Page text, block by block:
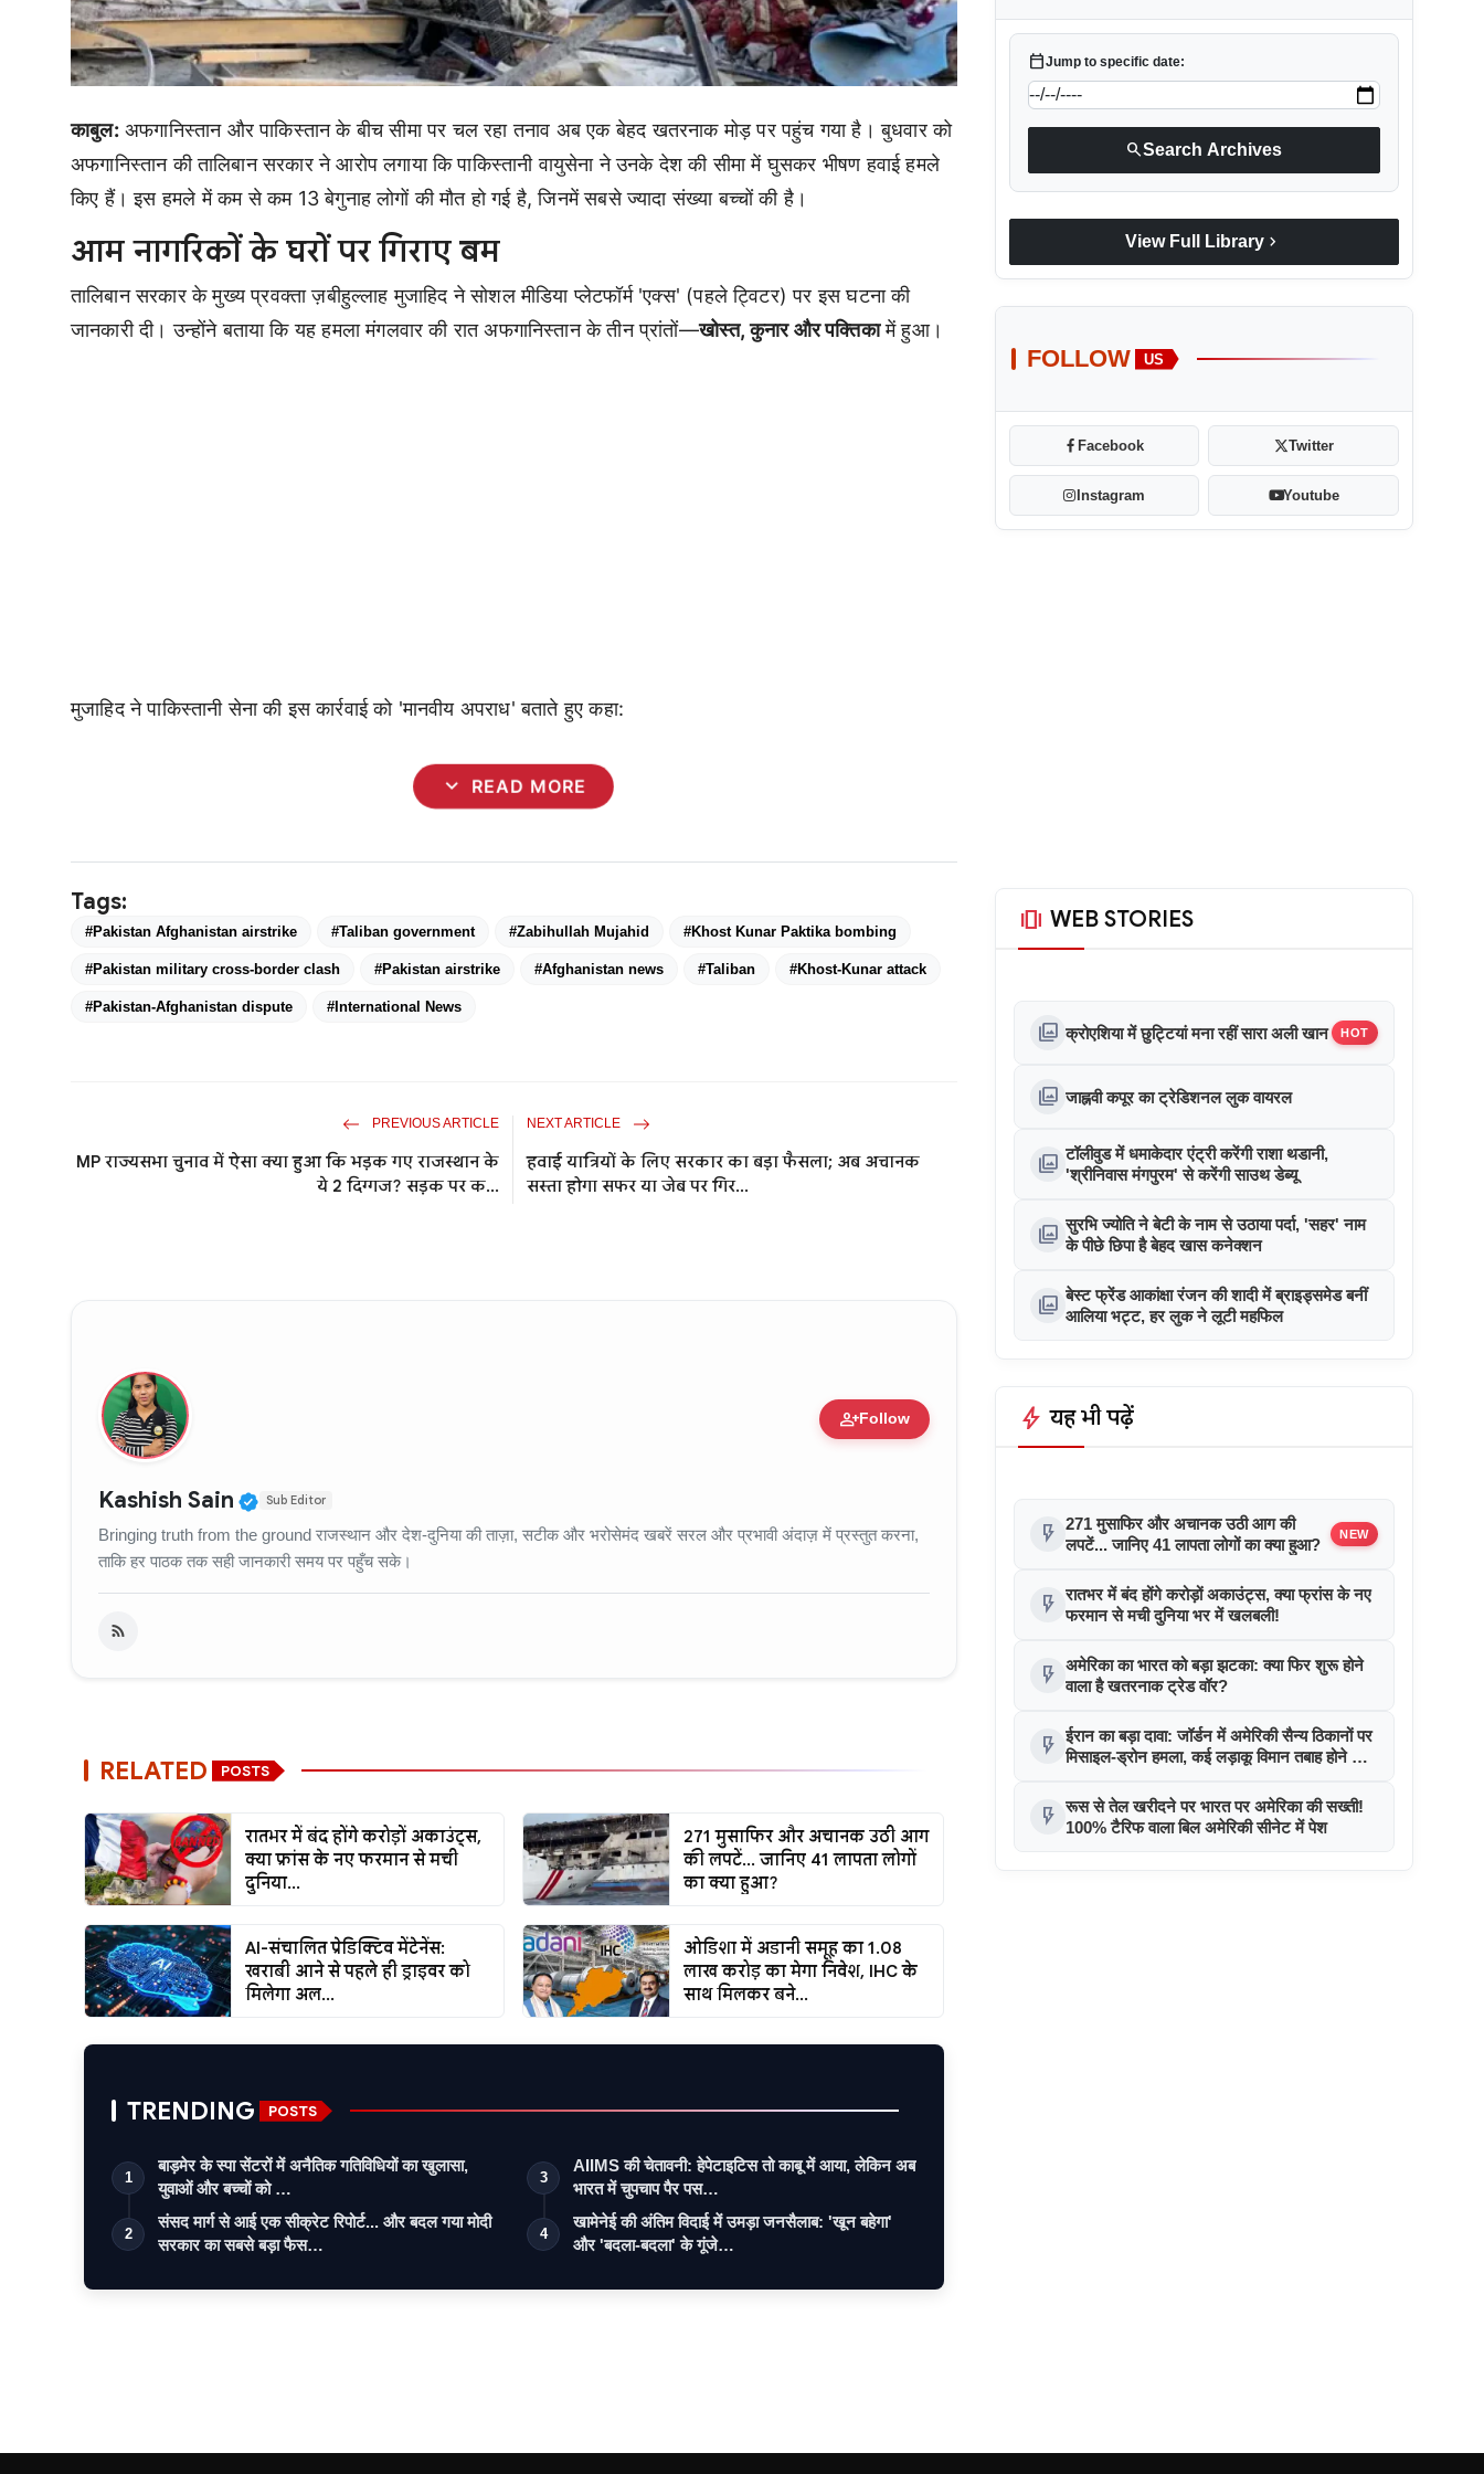
काबुल:अफगानिस्तान और पाकिस्तान के बीच सीमा पर चल रहा तनाव अब एक बेहद खतरनाक मोड़ पर पहुंच गया है। बुधवार को
अफगानिस्तान की तालिबान सरकार ने आरोप लगाया कि पाकिस्तानी वायुसेना ने उनके देश की सीमा में घुसकर भीषण हवाई हमले
किए हैं। इस हमले में कम से कम 13 बेगुनाह लोगों की मौत हो गई है, जिनमें सबसे ज्यादा संख्या बच्चों की है।
आम नागरिकों के घरों पर गिराए बम
तालिबान सरकार के मुख्य प्रवक्ता ज़बीहुल्लाह मुजाहिद ने सोशल मीडिया प्लेटफॉर्म 'एक्स' (पहले ट्विटर) पर इस घटना की
जानकारी दी। उन्होंने बताया कि यह हमला मंगलवार की रात अफगानिस्तान के तीन प्रांतों—खोस्त, कुनार और पक्तिकामें हुआ।
मुजाहिद ने पाकिस्तानी सेना की इस कार्रवाई को 'मानवीय अपराध' बताते हुए कहा:
expand_more READ MORE
Tags:
#Pakistan Afghanistan airstrike #Taliban government #Zabihullah Mujahid #Khost Kunar Paktika bombing
#Pakistan military cross-border clash #Pakistan airstrike #Afghanistan news #Taliban #Khost-Kunar attack
#Pakistan-Afghanistan dispute #International News
PREVIOUS ARTICLE
MP राज्यसभा चुनाव में ऐसा क्या हुआ कि भड़क गए राजस्थान के
ये 2 दिग्गज? सड़क पर क...
NEXT ARTICLE
हवाई यात्रियों के लिए सरकार का बड़ा फैसला; अब अचानक
सस्ता होगा सफर या जेब पर गिर...
person_addFollow
Kashish Sain Verified Public Figure • 11 Jun, 2026
Sub Editor
Bringing truth from the ground राजस्थान और देश-दुनिया की ताज़ा, सटीक और भरोसेमंद खबरें सरल और प्रभावी अंदाज़ में प्रस्तुत करना,
ताकि हर पाठक तक सही जानकारी समय पर पहुँच सके।
RELATED POSTS
रातभर में बंद होंगे करोड़ों अकाउंट्स,
क्या फ्रांस के नए फरमान से मची
दुनिया...
271 मुसाफिर और अचानक उठी आग
की लपटें... जानिए 41 लापता लोगों
का क्या हुआ?
AI-संचालित प्रेडिक्टिव मेंटेनेंस:
खराबी आने से पहले ही ड्राइवर को
मिलेगा अल...
ओडिशा में अडानी समूह का ₹1.08
लाख करोड़ का मेगा निवेश, IHC के
साथ मिलकर बने...
TRENDING POSTS
1
बाड़मेर के स्पा सेंटरों में अनैतिक गतिविधियों का खुलासा,
युवाओं और बच्चों को …
2
संसद मार्ग से आई एक सीक्रेट रिपोर्ट... और बदल गया मोदी
सरकार का सबसे बड़ा फैस…
3
AIIMS की चेतावनी: हेपेटाइटिस तो काबू में आया, लेकिन अब
भारत में चुपचाप पैर पस…
4
खामेनेई की अंतिम विदाई में उमड़ा जनसैलाब: 'खून बहेगा'
और 'बदला-बदला' के गूंजे…
calendar_todayJump to specific date:
searchSearch Archives
View Full Library chevron_right
FOLLOW US
Facebook Twitter
Instagram Youtube
amp_stories WEB STORIES
photo_library क्रोएशिया में छुट्टियां मना रहीं सारा अली खान HOT
photo_library जाह्नवी कपूर का ट्रेडिशनल लुक वायरल
photo_library टॉलीवुड में धमाकेदार एंट्री करेंगी राशा थडानी,
'श्रीनिवास मंगपुरम' से करेंगी साउथ डेब्यू
photo_library सुरभि ज्योति ने बेटी के नाम से उठाया पर्दा, 'सहर' नाम
के पीछे छिपा है बेहद खास कनेक्शन
photo_library बेस्ट फ्रेंड आकांक्षा रंजन की शादी में ब्राइड्समेड बनीं
आलिया भट्ट, हर लुक ने लूटी महफिल
bolt यह भी पढ़ें
flash_on 271 मुसाफिर और अचानक उठी आग की
लपटें... जानिए 41 लापता लोगों का क्या हुआ?
NEW
flash_on रातभर में बंद होंगे करोड़ों अकाउंट्स, क्या फ्रांस के नए
फरमान से मची दुनिया भर में खलबली!
flash_on अमेरिका का भारत को बड़ा झटका: क्या फिर शुरू होने
वाला है खतरनाक ट्रेड वॉर?
flash_on ईरान का बड़ा दावा: जॉर्डन में अमेरिकी सैन्य ठिकानों पर
मिसाइल-ड्रोन हमला, कई लड़ाकू विमान तबाह होने का
flash_on रूस से तेल खरीदने पर भारत पर अमेरिका की सख्ती!
100% टैरिफ वाला बिल अमेरिकी सीनेट में पेश